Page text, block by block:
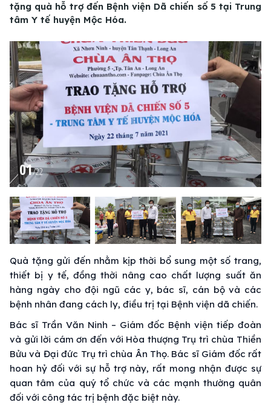
tặng quà hỗ trợ đến Bệnh viện Dã chiến số 5 tại Trung
tâm Y tế huyện Mộc Hóa.
01/22
Quà tặng gửi đến nhằm kịp thời bổ sung một số trang,
thiết bị y tế, đồng thời nâng cao chất lượng suất ăn
hàng ngày cho đội ngũ các y, bác sĩ, cán bộ và các
bệnh nhân đang cách ly, điều trị tại Bệnh viện dã chiến.
Bác sĩ Trần Văn Ninh – Giám đốc Bệnh viện tiếp đoàn
và gửi lời cám ơn đến với Hòa thượng Trụ trì chùa Thiền
Bửu và Đại đức Trụ trì chùa Ân Thọ. Bác sĩ Giám đốc rất
hoan hỷ đối với sự hỗ trợ này, rất mong nhận được sự
quan tâm của quý tổ chức và các mạnh thường quân
đối với công tác trị bệnh đặc biệt này.